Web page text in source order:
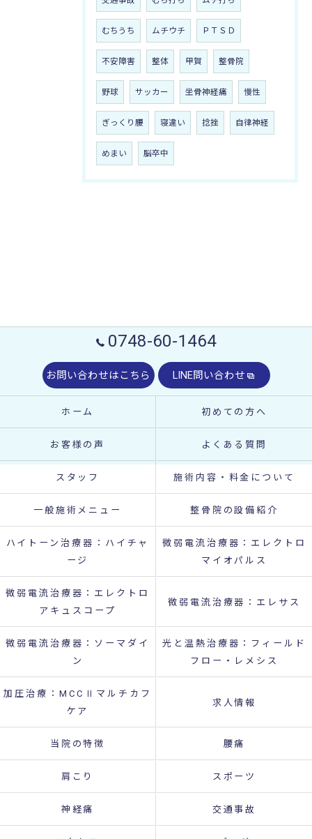
むちうち ムチウチ ＰＴＳＤ
不安障害 整体 甲賀 整骨院
野球 サッカー 坐骨神経痛 慢性
ぎっくり腰 寝違い 捻挫 自律神経
めまい 脳卒中
0748-60-1464
お問い合わせはこちら LINE問い合わせ
ホーム 初めての方へ
お客様の声 よくある質問
スタッフ 施術内容・料金について
一般施術メニュー 整骨院の設備紹介
ハイトーン治療器：ハイチャ
ージ
微弱電流治療器：エレクトロ
マイオパルス
微弱電流治療器：エレクトロ
アキュスコープ
微弱電流治療器：エレサス
微弱電流治療器：ソーマダイ
ン
光と温熱治療器：フィールド
フロー・レメシス
加圧治療：MCCⅡマルチカフ
ケア
求人情報
当院の特徴 腰痛
肩こり スポーツ
神経痛 交通事故